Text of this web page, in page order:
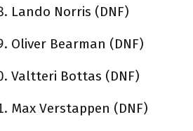
Lando Norris (DNF)
Oliver Bearman (DNF)
Valtteri Bottas (DNF)
Max Verstappen (DNF)